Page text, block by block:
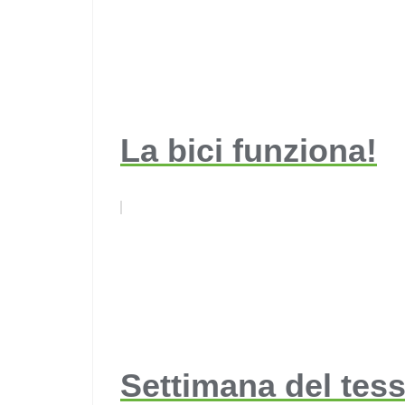
La bici funziona!
Settimana del